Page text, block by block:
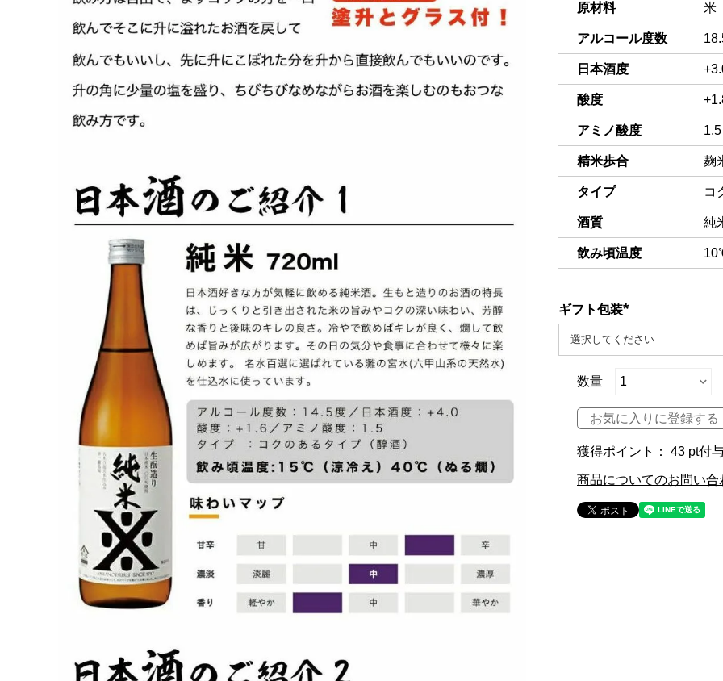
原材料 米
アルコール度数
日本酒度
酸度
アミノ酸度 1.5
精米歩合 麹
タイプ コ
酒質 純
飲み頃温度
ギフト包装
(必
須)
お気に入りに登録する
獲得ポイント： 43 pt付
商品についてのお問い合